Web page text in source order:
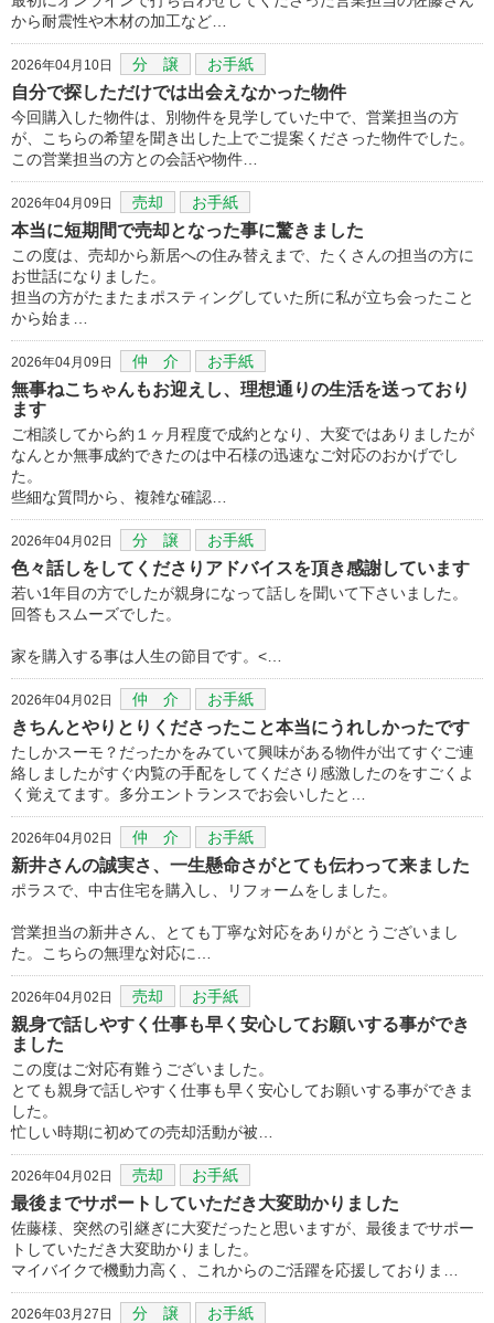
から耐震性や木材の加工など…
2026年04月10日 分 譲 お手紙
自分で探しただけでは出会えなかった物件
今回購入した物件は、別物件を見学していた中で、営業担当の方
が、こちらの希望を聞き出した上でご提案くださった物件でした。
この営業担当の方との会話や物件…
2026年04月09日 売却 お手紙
本当に短期間で売却となった事に驚きました
この度は、売却から新居への住み替えまで、たくさんの担当の方に
お世話になりました。
担当の方がたまたまポスティングしていた所に私が立ち会ったこと
から始ま…
2026年04月09日 仲 介 お手紙
無事ねこちゃんもお迎えし、理想通りの生活を送っており
ます
ご相談してから約１ヶ月程度で成約となり、大変ではありましたが
なんとか無事成約できたのは中石様の迅速なご対応のおかげでし
た。
些細な質問から、複雑な確認…
2026年04月02日 分 譲 お手紙
色々話しをしてくださりアドバイスを頂き感謝しています
若い1年目の方でしたが親身になって話しを聞いて下さいました。
回答もスムーズでした。
家を購入する事は人生の節目です。<…
2026年04月02日 仲 介 お手紙
きちんとやりとりくださったこと本当にうれしかったです
たしかスーモ？だったかをみていて興味がある物件が出てすぐご連
絡しましたがすぐ内覧の手配をしてくださり感激したのをすごくよ
く覚えてます。多分エントランスでお会いしたと…
2026年04月02日 仲 介 お手紙
新井さんの誠実さ、一生懸命さがとても伝わって来ました
ポラスで、中古住宅を購入し、リフォームをしました。
営業担当の新井さん、とても丁寧な対応をありがとうございまし
た。こちらの無理な対応に…
2026年04月02日 売却 お手紙
親身で話しやすく仕事も早く安心してお願いする事ができ
ました
この度はご対応有難うございました。
とても親身で話しやすく仕事も早く安心してお願いする事ができま
した。
忙しい時期に初めての売却活動が被…
2026年04月02日 売却 お手紙
最後までサポートしていただき大変助かりました
佐藤様、突然の引継ぎに大変だったと思いますが、最後までサポー
トしていただき大変助かりました。
マイバイクで機動力高く、これからのご活躍を応援しておりま…
2026年03月27日 分 譲 お手紙